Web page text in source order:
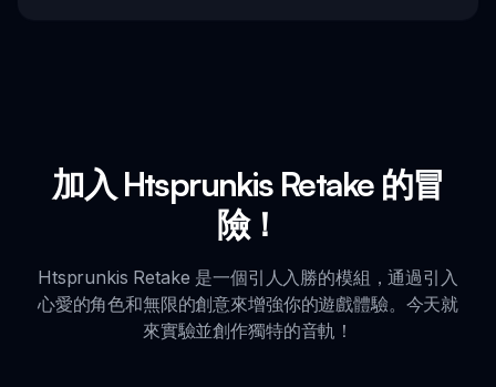
加入 Htsprunkis Retake 的冒
險！
Htsprunkis Retake 是一個引人入勝的模組，通過引入
心愛的角色和無限的創意來增強你的遊戲體驗。今天就
來實驗並創作獨特的音軌！